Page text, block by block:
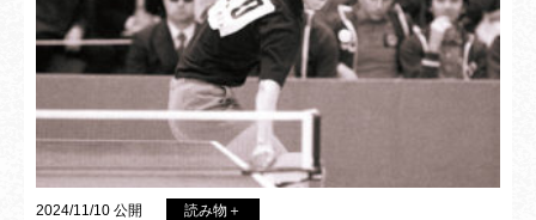
2024/11/10 公開 読み物＋